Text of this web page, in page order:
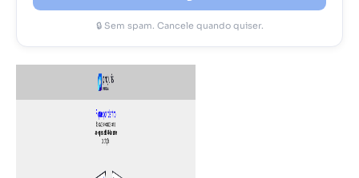
🔒 Sem spam. Cancele quando quiser.